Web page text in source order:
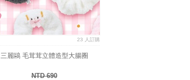
23 人訂購
三麗鷗 毛茸茸立體造型大腸圈
NTD 690